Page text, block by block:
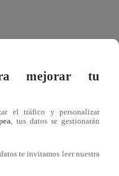
compartió la
de revelar
nacional”
mejorar tu
el tráfico y personalizar
, tus datos se gestionarán
te invitamos leer nuestra